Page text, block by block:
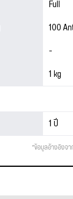
Full
100
-
1 kg
1 ปี
*ข้อมูลอ้างอิงจ